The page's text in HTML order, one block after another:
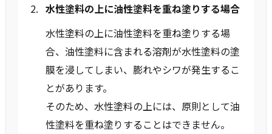
水性塗料の上に油性塗料を重ね塗りする場合
水性塗料の上に油性塗料を重ね塗りする場
合、油性塗料に含まれる溶剤が水性塗料の塗
膜を浸してしまい、膨れやシワが発生するこ
とがあります。
そのため、水性塗料の上には、原則として油
性塗料を重ね塗りすることはできません。